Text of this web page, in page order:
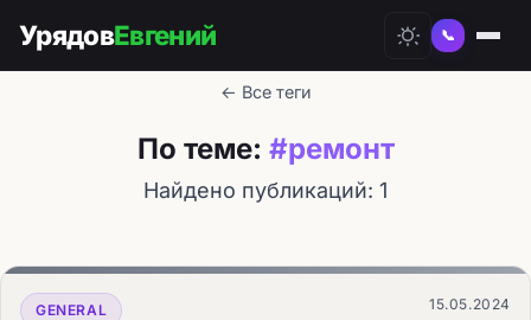
УрядовЕвгений 📞
← Все теги
По теме: #ремонт
Найдено публикаций: 1
GENERAL 15.05.2024